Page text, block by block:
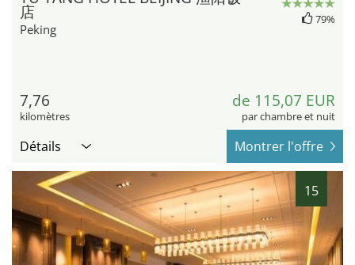
店
Peking
79%
7,76
kilomètres
de 115,07 EUR
par chambre et nuit
Détails Montrer l'offre
15